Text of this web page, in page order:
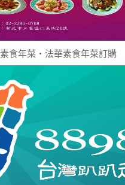
食年菜‧法華素食年菜訂購